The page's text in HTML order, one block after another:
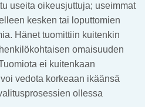
useita oikeusjuttuja; useimmat
kesken tai loputtomien
Hänet tuomittiin kuitenkin
omaisuuden
ei kuitenkaan
vedota korkeaan ikäänsä
ollessa